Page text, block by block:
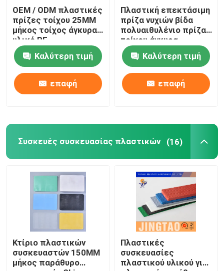
OEM / ODM πλαστικές
πρίζες τοίχου 25MM
μήκος τοίχος άγκυρα
υλικό PE
Καλύτερη τιμή
επαφή
Πλαστική επεκτάσιμη
πρίζα νυχιών βίδα
πολυαιθυλένιο πρίζα
τοίχου άγκυρα
Καλύτερη τιμή
επαφή
Συσκευές συσκευασίας πλαστικών (16)
Κτίριο πλαστικών
συσκευαστών 150MM
μήκος παράθυρο
Πλαστικές
συσκευασίες
πλαστικού υλικού για